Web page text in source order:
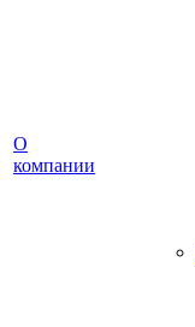
О
компании